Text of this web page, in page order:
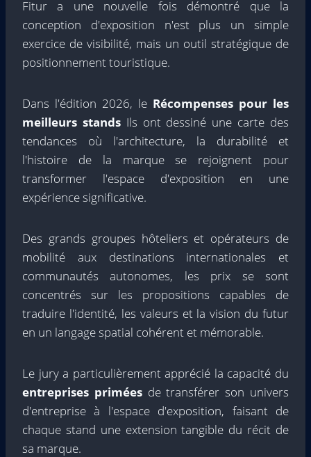
Fitur a une nouvelle fois démontré que la
conception d'exposition n'est plus un simple
exercice de visibilité, mais un outil stratégique de
positionnement touristique.
Dans l'édition 2026, le Récompenses pour les
meilleurs standsIls ont dessiné une carte des
tendances où l'architecture, la durabilité et
l'histoire de la marque se rejoignent pour
transformer l'espace d'exposition en une
expérience significative.
Des grands groupes hôteliers et opérateurs de
mobilité aux destinations internationales et
communautés autonomes, les prix se sont
concentrés sur les propositions capables de
traduire l'identité, les valeurs et la vision du futur
en un langage spatial cohérent et mémorable.
Le jury a particulièrement apprécié la capacité du
entreprises priméesde transférer son univers
d'entreprise à l'espace d'exposition, faisant de
chaque stand une extension tangible du récit de
sa marque.